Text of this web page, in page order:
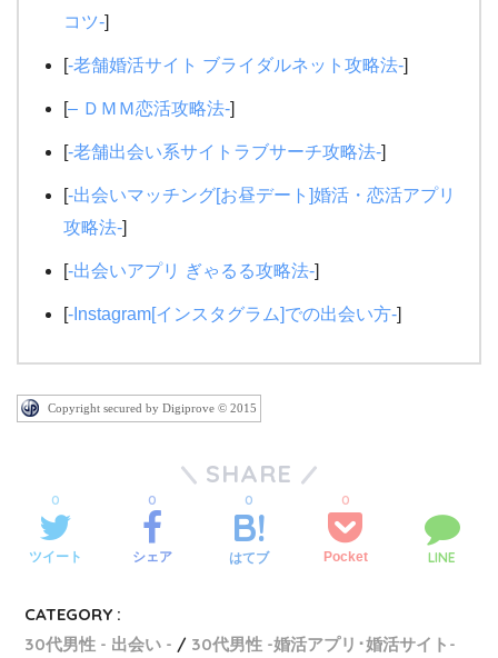
コツ-]
[-老舗婚活サイト ブライダルネット攻略法-]
[– ＤＭＭ恋活攻略法-]
[-老舗出会い系サイトラブサーチ攻略法-]
[-出会いマッチング[お昼デート]婚活・恋活アプリ
攻略法-]
[-出会いアプリ ぎゃるる攻略法-]
[-Instagram[インスタグラム]での出会い方-]
Copyright secured by Digiprove © 2015
SHARE
ツイート
0
シェア
0
はてブ
0
Pocket
0
LINE
CATEGORY :
30代男性 - 出会い -
30代男性 -婚活アプリ･婚活サイト-